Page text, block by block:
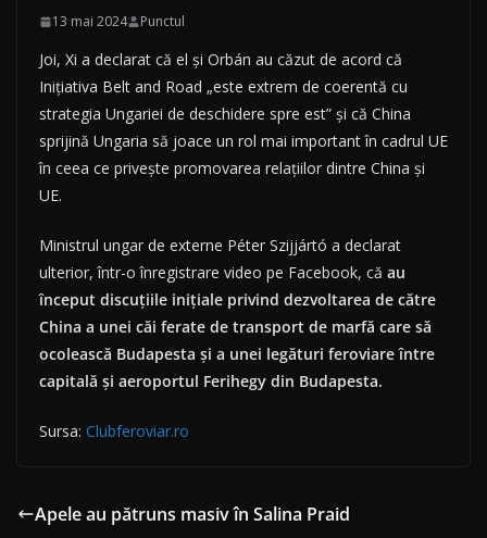
13 mai 2024 Punctul
Joi, Xi a declarat că el și Orbán au căzut de acord că
Inițiativa Belt and Road „este extrem de coerentă cu
strategia Ungariei de deschidere spre est” și că China
sprijină Ungaria să joace un rol mai important în cadrul UE
în ceea ce privește promovarea relațiilor dintre China și
UE.
Ministrul ungar de externe Péter Szijjártó a declarat
ulterior, într-o înregistrare video pe Facebook, că au
început discuțiile inițiale privind dezvoltarea de către
China a unei căi ferate de transport de marfă care să
ocolească Budapesta și a unei legături feroviare între
capitală și aeroportul Ferihegy din Budapesta.
Sursa: Clubferoviar.ro
Apele au pătruns masiv în Salina Praid